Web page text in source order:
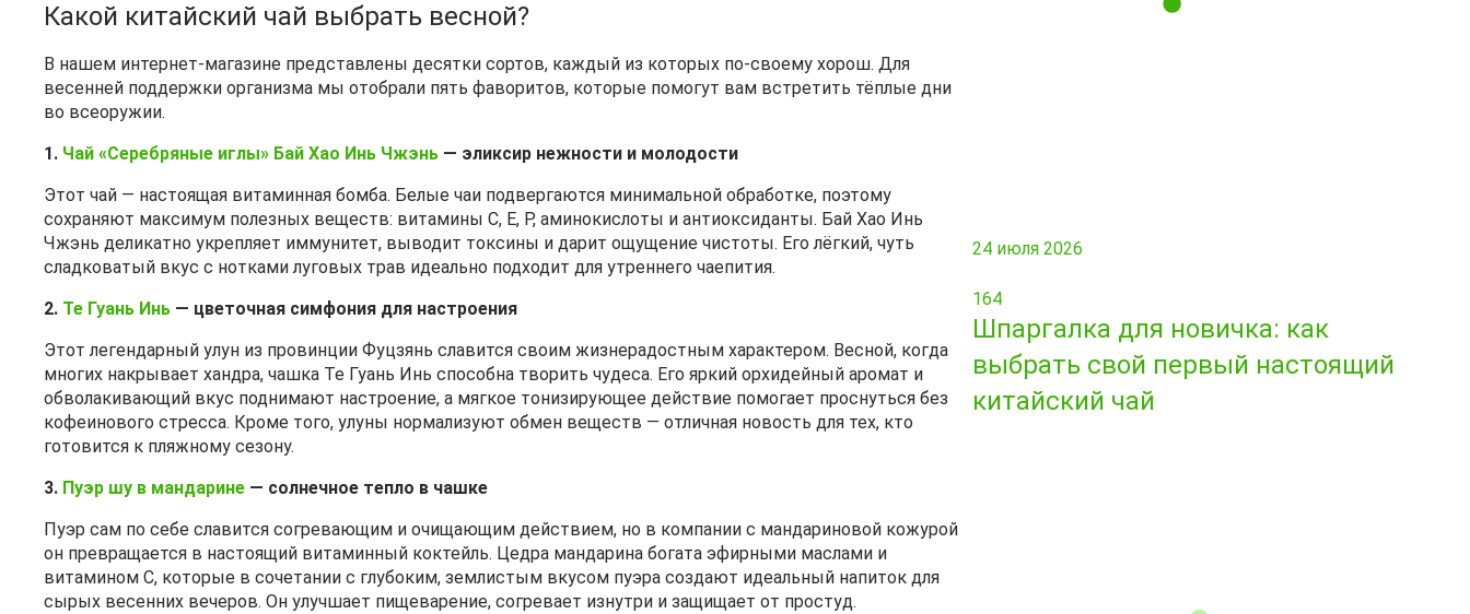
Какой китайский чай выбрать весной?
В нашем интернет‑магазине представлены десятки сортов, каждый из которых по‑своему хорош. Для
весенней поддержки организма мы отобрали пять фаворитов, которые помогут вам встретить тёплые дни
во всеоружии.
1. Чай «Серебряные иглы» Бай Хао Инь Чжэнь — эликсир нежности и молодости
Этот чай — настоящая витаминная бомба. Белые чаи подвергаются минимальной обработке, поэтому
сохраняют максимум полезных веществ: витамины C, E, P, аминокислоты и антиоксиданты. Бай Хао Инь
Чжэнь деликатно укрепляет иммунитет, выводит токсины и дарит ощущение чистоты. Его лёгкий, чуть
сладковатый вкус с нотками луговых трав идеально подходит для утреннего чаепития.
2. Те Гуань Инь — цветочная симфония для настроения
Этот легендарный улун из провинции Фуцзянь славится своим жизнерадостным характером. Весной, когда
многих накрывает хандра, чашка Те Гуань Инь способна творить чудеса. Его яркий орхидейный аромат и
обволакивающий вкус поднимают настроение, а мягкое тонизирующее действие помогает проснуться без
кофеинового стресса. Кроме того, улуны нормализуют обмен веществ — отличная новость для тех, кто
готовится к пляжному сезону.
3. Пуэр шу в мандарине — солнечное тепло в чашке
Пуэр сам по себе славится согревающим и очищающим действием, но в компании с мандариновой кожурой
он превращается в настоящий витаминный коктейль. Цедра мандарина богата эфирными маслами и
витамином C, которые в сочетании с глубоким, землистым вкусом пуэра создают идеальный напиток для
сырых весенних вечеров. Он улучшает пищеварение, согревает изнутри и защищает от простуд.
24 июля 2026
164
Шпаргалка для новичка: как
выбрать свой первый настоящий
китайский чай